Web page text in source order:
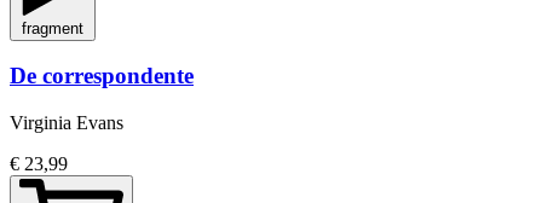
fragment
De correspondente
Virginia Evans
€ 23,99